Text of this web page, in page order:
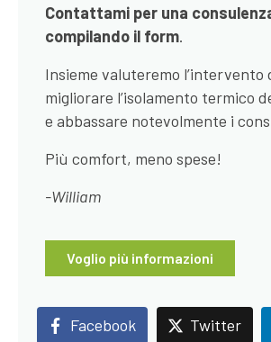
Contattami per una
compilando il form.
Insieme valuteremo l’intervento
migliorare l’isolamento termico
e abbassare notevolmente i
Più comfort, meno spese!
-William
Voglio più informazioni
Facebook Twitter